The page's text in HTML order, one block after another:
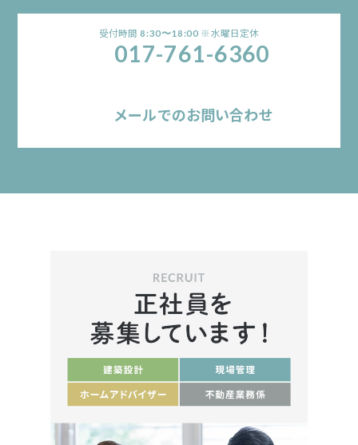
受付時間8:30〜18:00 ※水曜日定休
017-761-6360
メールでのお問い合わせ